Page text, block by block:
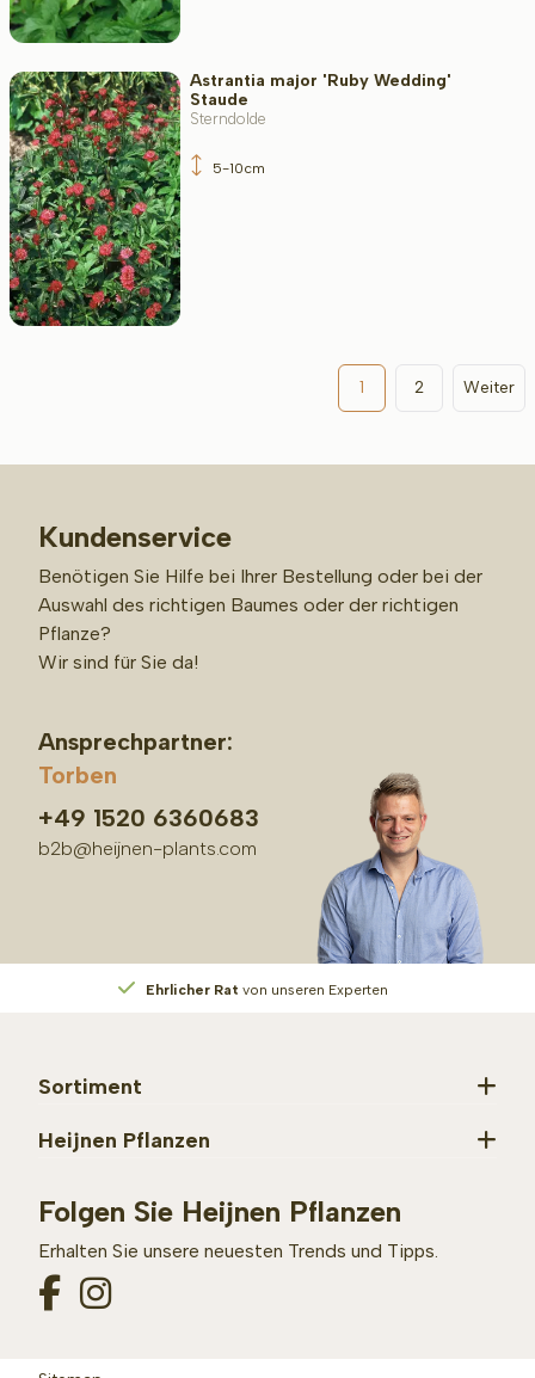
Astrantia major 'Ruby Wedding'
Staude
Sterndolde
5-10cm
1 2 Weiter
Kundenservice
Benötigen Sie Hilfe bei Ihrer Bestellung oder bei der
Auswahl des richtigen Baumes oder der richtigen
Pflanze?
Wir sind für Sie da!
Ansprechpartner:
Torben
+49 1520 6360683
b2b@heijnen-plants.com
Ehrlicher Rat von unseren Experten
Sortiment
Heijnen Pflanzen
Folgen Sie Heijnen Pflanzen
Erhalten Sie unsere neuesten Trends und Tipps.